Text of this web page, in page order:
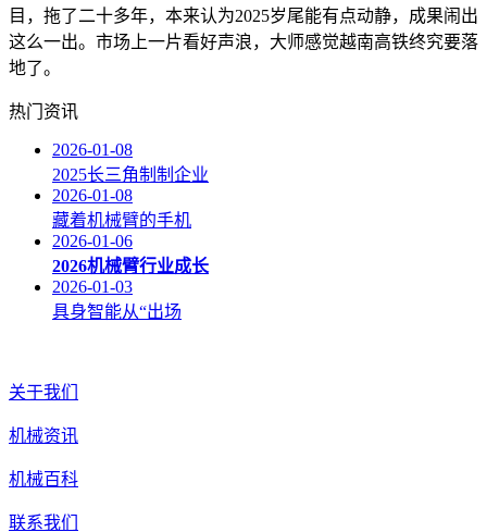
目，拖了二十多年，本来认为2025岁尾能有点动静，成果闹出
这么一出。市场上一片看好声浪，大师感觉越南高铁终究要落
地了。
热门资讯
2026-01-08
2025长三角制制企业
2026-01-08
藏着机械臂的手机
2026-01-06
2026机械臂行业成长
2026-01-03
具身智能从“出场
关于我们
机械资讯
机械百科
联系我们